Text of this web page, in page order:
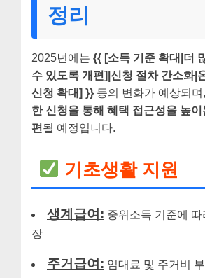
정리
2025년에는 {{ [소득 기준 확대|더
수 있도록 개편]|신청 절차 간소화|
신청 확대] }} 등의 변화가 예상되며
한 신청을 통해 혜택 접근성을 높이
편 될 예정입니다.
기초생활 지원
생계급여: 중위소득 기준에 따
장
주거급여: 임대료 및 주거비